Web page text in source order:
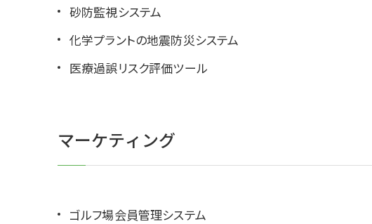
砂防監視システム
化学プラントの地震防災システム
医療過誤リスク評価ツール
マーケティング
ゴルフ場会員管理システム